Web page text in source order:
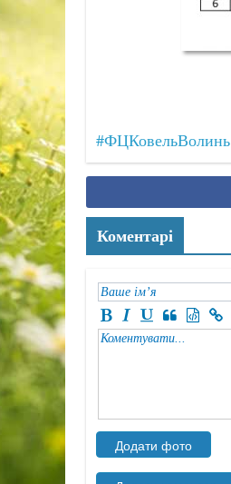
#ФЦКовельВолинь
Коментарі